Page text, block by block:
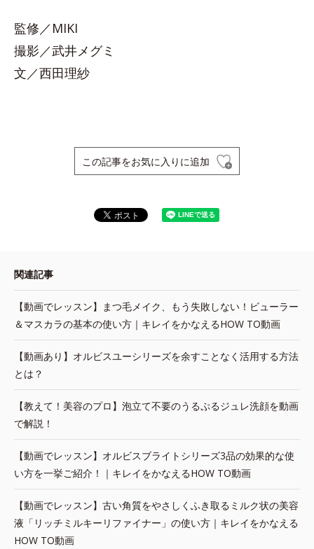
監修／MIKI
撮影／武井メグミ
文／西田理紗
この記事をお気に入りに追加
関連記事
【動画でレッスン】まつ毛メイク、もう失敗しない！ビューラー
＆マスカラの基本の使い方｜キレイをかなえるHOW TO動画
【動画あり】オルビスユーシリーズを余すことなく活用する方法
とは？
【教えて！美容のプロ】泡立て不要のうるぷるジュレ洗顔を動画
で解説！
【動画でレッスン】オルビスブライトシリーズ3品の効果的な使
い方を一挙ご紹介！｜キレイをかなえるHOW TO動画
【動画でレッスン】古い角質をやさしくふき取るミルク状の美容
液「リッチミルキーリファイナー」の使い方｜キレイをかなえる
HOW TO動画